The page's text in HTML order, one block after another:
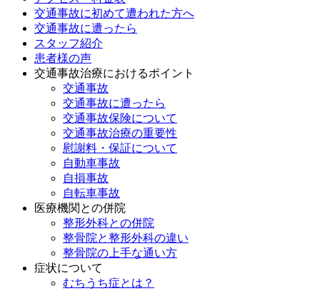
交通事故に初めて遭われた方へ
交通事故に遭ったら
スタッフ紹介
患者様の声
交通事故治療におけるポイント
交通事故
交通事故に遭ったら
交通事故保険について
交通事故治療の重要性
慰謝料・保証について
自動車事故
自損事故
自転車事故
医療機関との併院
整形外科との併院
整骨院と整形外科の違い
整骨院の上手な通い方
症状について
むちうち症とは？